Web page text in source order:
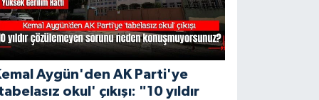
Aygün'den AK Parti'ye
okul' çıkışı: "10 yıldır